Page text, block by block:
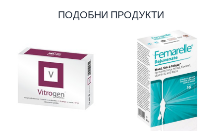
ПОДОБНИ ПРОДУКТИ